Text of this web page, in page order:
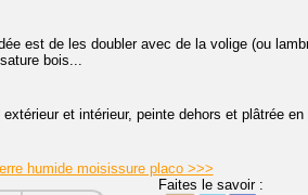
est de les doubler avec de la volige (ou
bois...
extérieur et intérieur, peinte dehors et plâtrée
humide moisissure placo >>>
Faites le savoir :